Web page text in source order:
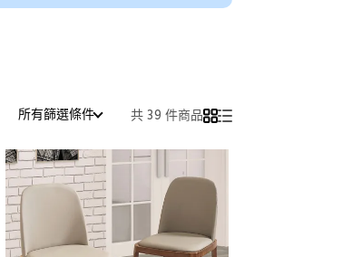
所有篩選條件 共 39 件商品